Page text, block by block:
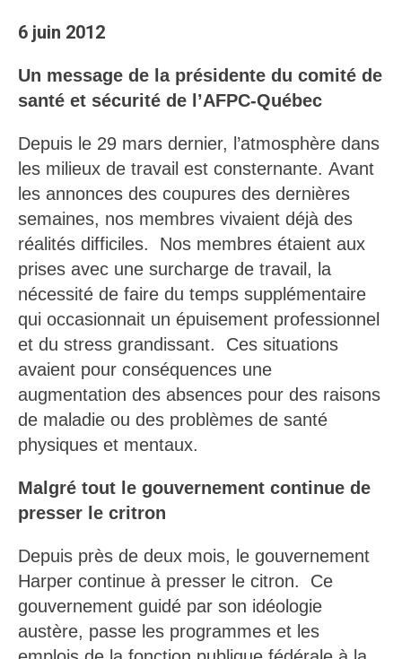
6 juin 2012
Un message de la présidente du comité de
santé et sécurité de l’AFPC-Québec
Depuis le 29 mars dernier, l’atmosphère dans
les milieux de travail est consternante. Avant
les annonces des coupures des dernières
semaines, nos membres vivaient déjà des
réalités difficiles. Nos membres étaient aux
prises avec une surcharge de travail, la
nécessité de faire du temps supplémentaire
qui occasionnait un épuisement professionnel
et du stress grandissant. Ces situations
avaient pour conséquences une
augmentation des absences pour des raisons
de maladie ou des problèmes de santé
physiques et mentaux.
Malgré tout le gouvernement continue de
presser le critron
Depuis près de deux mois, le gouvernement
Harper continue à presser le citron. Ce
gouvernement guidé par son idéologie
austère, passe les programmes et les